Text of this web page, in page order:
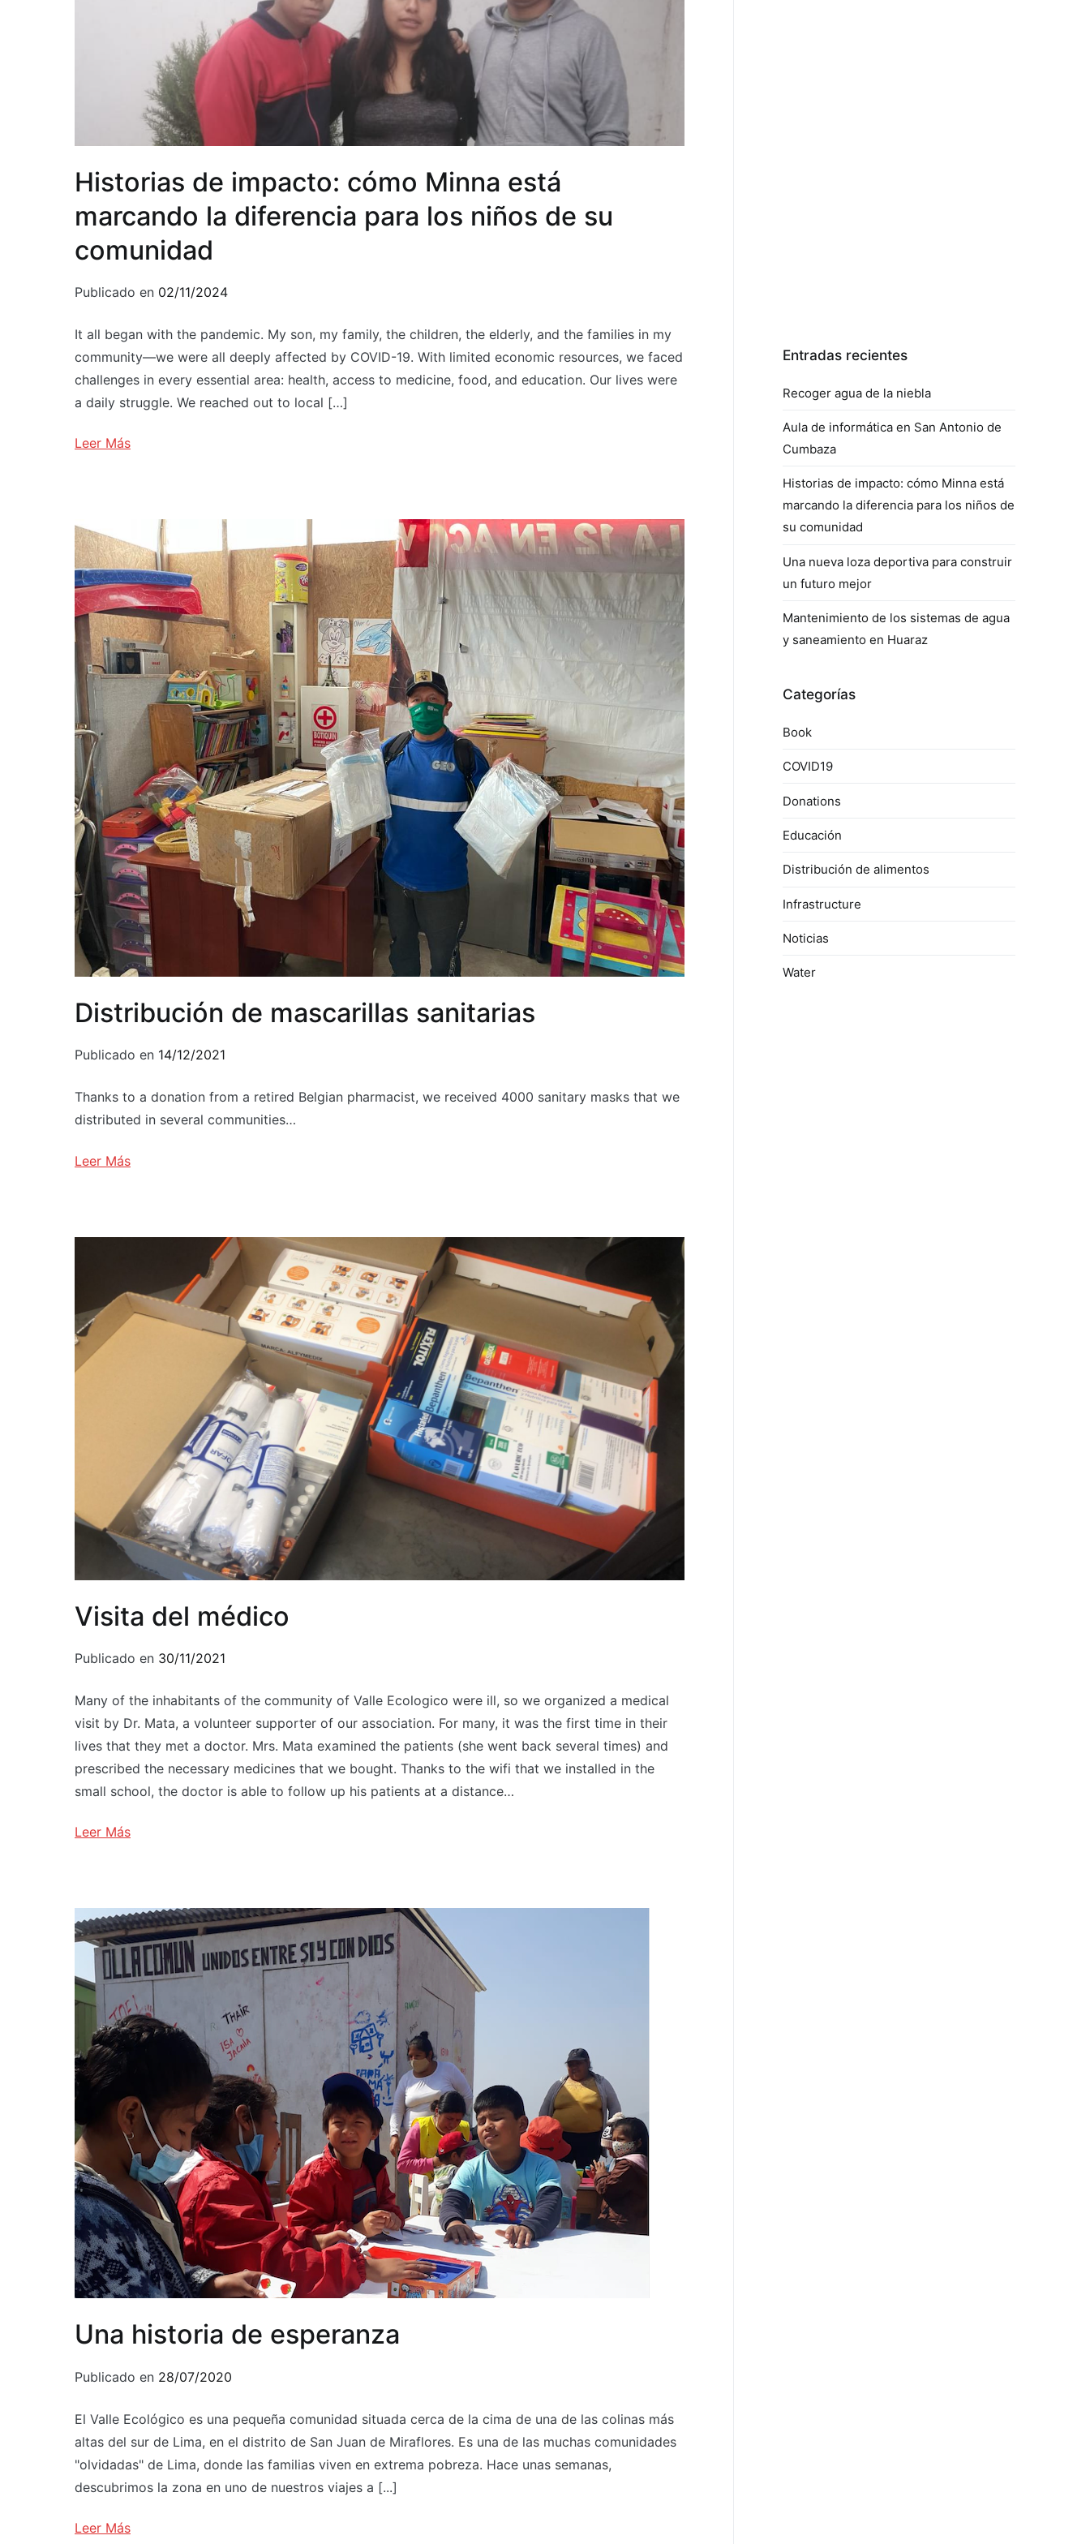
Historias de impacto: cómo Minna está
marcando la diferencia para los niños de su
comunidad
Publicado en 02/11/2024
It all began with the pandemic. My son, my family, the children, the elderly, and the families in my
community—we were all deeply affected by COVID-19. With limited economic resources, we faced
challenges in every essential area: health, access to medicine, food, and education. Our lives were
a daily struggle. We reached out to local […]
Leer Más
Distribución de mascarillas sanitarias
Publicado en 14/12/2021
Thanks to a donation from a retired Belgian pharmacist, we received 4000 sanitary masks that we
distributed in several communities…
Leer Más
Visita del médico
Publicado en 30/11/2021
Many of the inhabitants of the community of Valle Ecologico were ill, so we organized a medical
visit by Dr. Mata, a volunteer supporter of our association. For many, it was the first time in their
lives that they met a doctor. Mrs. Mata examined the patients (she went back several times) and
prescribed the necessary medicines that we bought. Thanks to the wifi that we installed in the
small school, the doctor is able to follow up his patients at a distance…
Leer Más
Una historia de esperanza
Publicado en 28/07/2020
El Valle Ecológico es una pequeña comunidad situada cerca de la cima de una de las colinas más
altas del sur de Lima, en el distrito de San Juan de Miraflores. Es una de las muchas comunidades
"olvidadas" de Lima, donde las familias viven en extrema pobreza. Hace unas semanas,
descubrimos la zona en uno de nuestros viajes a [...]
Leer Más
Entradas recientes
Recoger agua de la niebla
Aula de informática en San Antonio de
Cumbaza
Historias de impacto: cómo Minna está
marcando la diferencia para los niños de
su comunidad
Una nueva loza deportiva para construir
un futuro mejor
Mantenimiento de los sistemas de agua
y saneamiento en Huaraz
Categorías
Book
COVID19
Donations
Educación
Distribución de alimentos
Infrastructure
Noticias
Water